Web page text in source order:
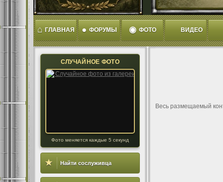
⌂ ГЛАВНАЯ ● ФОРУМЫ ◉ ФОТО ВИДЕО
СЛУЧАЙНОЕ ФОТО
Фото меняется каждые 5 секунд
★ Найти сослуживца
Весь размещаемый